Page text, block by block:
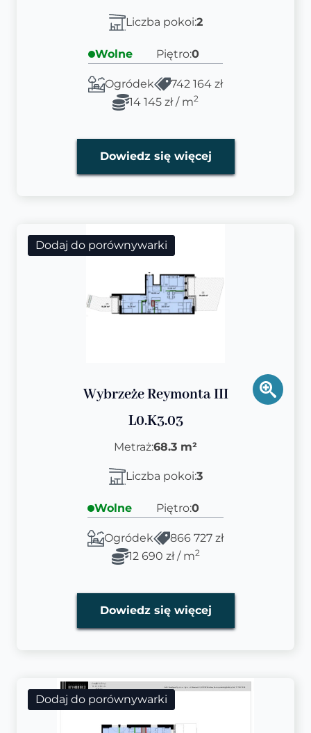
Liczba pokoi:2
Wolne Piętro:0
Ogródek
742 164 zł
14 145 zł / m2
Dowiedz się więcej
Dodaj do porównywarki
Wybrzeże Reymonta III
L0.K3.03
Metraż:68.3 m²
Liczba pokoi:3
Wolne Piętro:0
Ogródek
866 727 zł
12 690 zł / m2
Dowiedz się więcej
Dodaj do porównywarki